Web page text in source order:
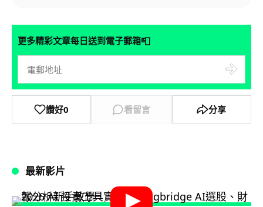
更多精彩文章每日送到電子郵箱📮
讚好0 看留言 分享
最新影片